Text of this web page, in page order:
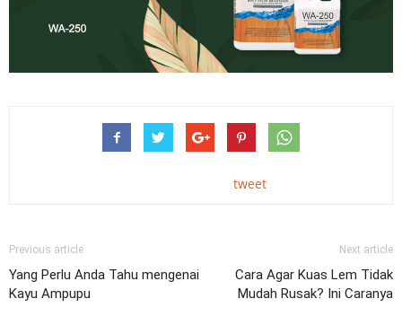
tweet
Previous article
Yang Perlu Anda Tahu mengenai
Kayu Ampupu
Next article
Cara Agar Kuas Lem Tidak
Mudah Rusak? Ini Caranya